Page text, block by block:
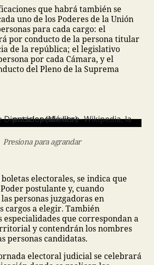
que habrá también se
uno de los Poderes de la Unión
para cada cargo: el
por conducto de la persona titular
de la república; el legislativo
por cada Cámara, y el
del Pleno de la Suprema
Presiona para agrandar
electorales, se indica que
postulante y, cuando
personas juzgadoras en
cargos a elegir. También
que correspondan a
y contendrán los nombres
personas candidatas.
electoral judicial se celebrará